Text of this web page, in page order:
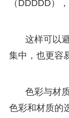
（DDDDD）
这样可以
集中，也更容
色彩与材
色彩和材质的